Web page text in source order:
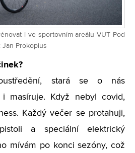
i ve sportovním areálu VUT Pod
Jan Prokopius
stará se o nás
i masíruje. Když nebyl covid,
Každý večer se protahuji,
a speciální elektrický
mívám po konci sezóny, což